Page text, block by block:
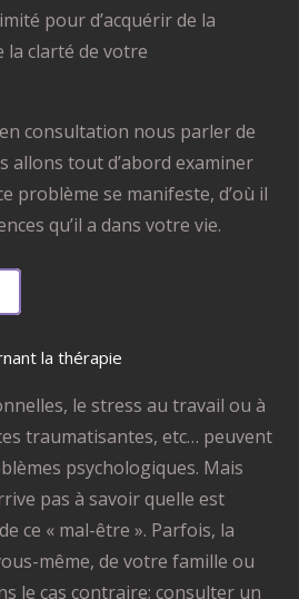
pour d’acquérir de la
la clarté de votre
consultation nous parler de
allons tout d’abord examiner
problème se manifeste, d’où il
qu’il a dans votre vie.
la thérapie
le stress au travail ou à
traumatisantes, etc… peuvent
psychologiques. Mais
pas à savoir quelle est
ce « mal-être ». Parfois, la
même, de votre famille ou
le cas contraire; consulter un